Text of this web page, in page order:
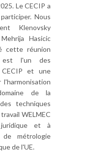
Le CECIP a
Nous
Klenovsky
Hasicic
cette réunion
est l'un des
CECIP et une
de la
techniques
WELMEC
et à
métrologie
de l'UE.